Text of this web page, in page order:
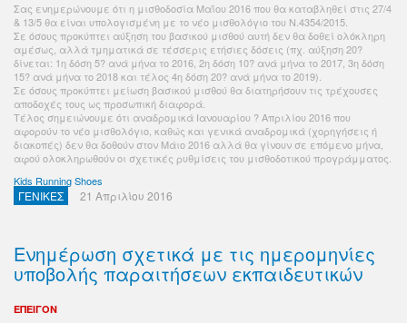
Σας ενημερώνουμε ότι η μισθοδοσία Μαΐου 2016 που θα καταβληθεί στις 27/4
& 13/5 θα είναι υπολογισμένη με το νέο μισθολόγιο του Ν.4354/2015.
Σε όσους προκύπτει αύξηση του βασικού μισθού αυτή δεν θα δοθεί ολόκληρη
αμέσως, αλλά τμηματικά σε τέσσερις ετήσιες δόσεις (πχ. αύξηση 20?
δίνεται: 1η δόση 5? ανά μήνα το 2016, 2η δόση 10? ανά μήνα το 2017, 3η δόση
15? ανά μήνα το 2018 και τέλος 4η δόση 20? ανά μήνα το 2019).
Σε όσους προκύπτει μείωση βασικού μισθού θα διατηρήσουν τις τρέχουσες
αποδοχές τους ως προσωπική διαφορά.
Τέλος σημειώνουμε ότι αναδρομικά Ιανουαρίου ? Απριλίου 2016 που
αφορούν το νέο μισθολόγιο, καθώς και γενικά αναδρομικά (χορηγήσεις ή
διακοπές) δεν θα δοθούν στον Μάιο 2016 αλλά θα γίνουν σε επόμενο μήνα,
αφού ολοκληρωθούν οι σχετικές ρυθμίσεις του μισθοδοτικού προγράμματος.
Kids Running Shoes
ΓΕΝΙΚΕΣ 21 Απριλίου 2016
Ενημέρωση σχετικά με τις ημερομηνίες
υποβολής παραιτήσεων εκπαιδευτικών
ΕΠΕΙΓΟΝ